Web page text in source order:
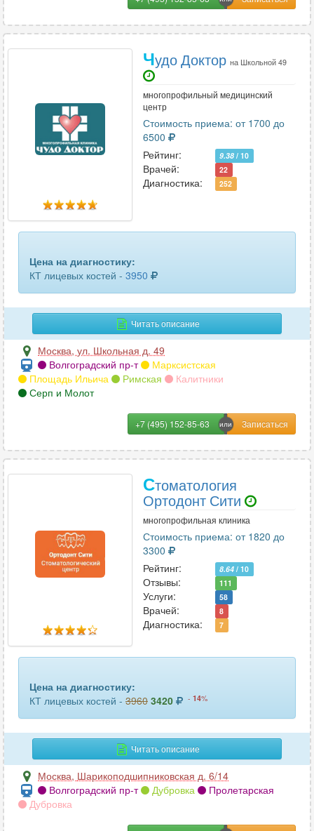
33
51
почек и мочевыводящих путей 36
пояснично-крестцового отдела позвоночника
поясничного отдела позвоночника 23
предплечья
пяточных костей
селезенки
4
сосудов головного мозга
сосудов шеи
средостения
54
тазобедренного сустава
турецкого седла
шейного отдела позвоночника
щитовидной железы
Чудо Доктор на Школьной 49
многопрофильный медицинский
центр
Стоимость приема: от 1700 до
6500
Рейтинг:
9.38 / 10
Врачей: 22
Диагностика: 252
Цена на диагностику:
КТ лицевых костей - 3950
Читать описание
Москва, ул. Школьная д. 49
Волгоградский пр-т
Марксистская
Площадь Ильича
Римская
Калитники
Серп и Молот
+7 (495) 152-85-63
Стоматология
Ортодонт Сити
многопрофильная клиника
Стоимость приема: от 1820 до
3300
Рейтинг:
8.64 / 10
Отзывы: 111
Услуги: 58
Врачей: 8
Диагностика: 7
Цена на диагностику:
КТ лицевых костей - 3960 3420 - 14%
Читать описание
Москва, Шарикоподшипниковская д. 6/14
Волгоградский пр-т
Дубровка
Пролетарская
Дубровка